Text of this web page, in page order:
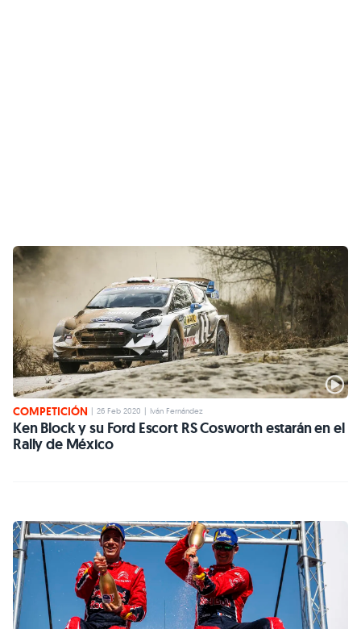
COMPETICIÓN | 26 Feb 2020 | Iván Fernández
Ken Block y su Ford Escort RS Cosworth estarán en el
Rally de México